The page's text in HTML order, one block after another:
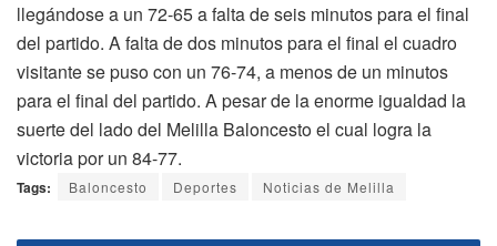
llegándose a un 72-65 a falta de seis minutos para el final
del partido. A falta de dos minutos para el final el cuadro
visitante se puso con un 76-74, a menos de un minutos
para el final del partido. A pesar de la enorme igualdad la
suerte del lado del Melilla Baloncesto el cual logra la
victoria por un 84-77.
Tags: Baloncesto Deportes Noticias de Melilla